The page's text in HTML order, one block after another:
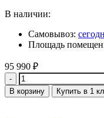
В наличии:
Самовывоз:
Площадь
95 990 ₽
Количество
В корзину Купить в 1